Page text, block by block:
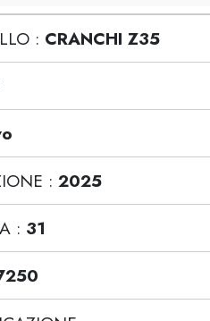
: CRANCHI Z35
: 2025
: 31